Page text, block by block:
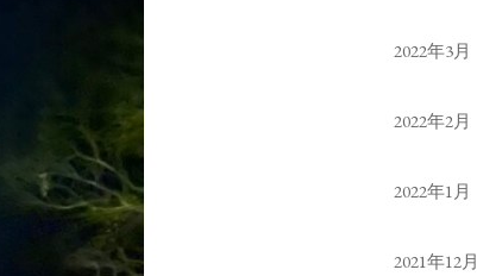
2022年3月
2022年2月
2022年1月
2021年12月